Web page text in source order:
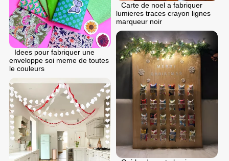
Carte de noel a fabriquer
lumieres traces crayon lignes
marqueur noir
Idees pour fabriquer une
enveloppe soi meme de toutes
le couleurs